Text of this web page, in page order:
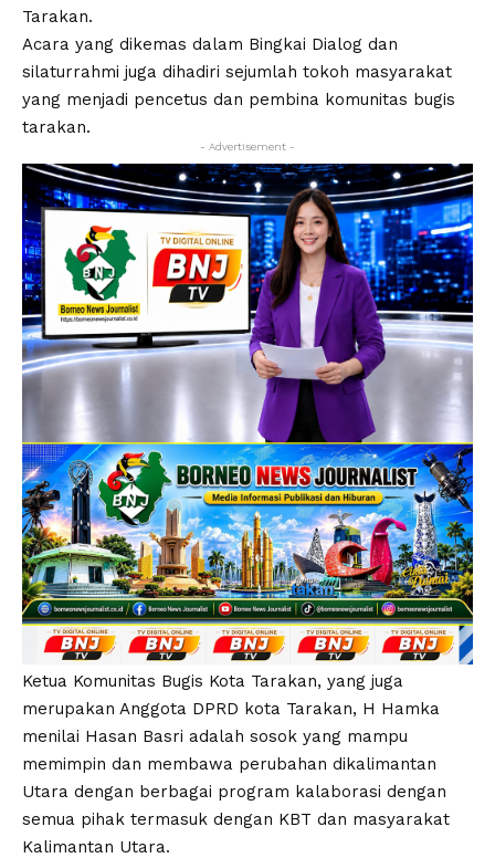
Tarakan.
Acara yang dikemas dalam Bingkai Dialog dan
silaturrahmi juga dihadiri sejumlah tokoh masyarakat
yang menjadi pencetus dan pembina komunitas bugis
tarakan.
- Advertisement -
Ketua Komunitas Bugis Kota Tarakan, yang juga
merupakan Anggota DPRD kota Tarakan, H Hamka
menilai Hasan Basri adalah sosok yang mampu
memimpin dan membawa perubahan dikalimantan
Utara dengan berbagai program kalaborasi dengan
semua pihak termasuk dengan KBT dan masyarakat
Kalimantan Utara.